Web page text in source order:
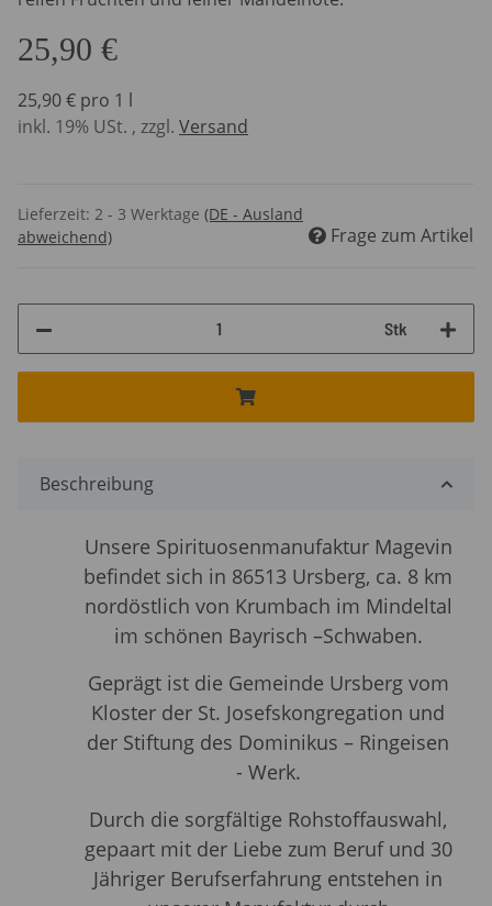
25,90 €
25,90 € pro 1 l
inkl. 19% USt. , zzgl. Versand
Lieferzeit: 2 - 3 Werktage (DE - Ausland
abweichend)
Frage zum Artikel
Stk
Beschreibung
Unsere Spirituosenmanufaktur Magevin
befindet sich in 86513 Ursberg, ca. 8 km
nordöstlich von Krumbach im Mindeltal
im schönen Bayrisch –Schwaben.
Geprägt ist die Gemeinde Ursberg vom
Kloster der St. Josefskongregation und
der Stiftung des Dominikus – Ringeisen
- Werk.
Durch die sorgfältige Rohstoffauswahl,
gepaart mit der Liebe zum Beruf und 30
Jähriger Berufserfahrung entstehen in